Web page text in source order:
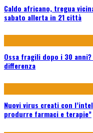
Caldo africano, tregua
sabato allerta in 21 città
Ossa fragili dopo i 30
differenza
Nuovi virus creati con
produrre farmaci e terapie”